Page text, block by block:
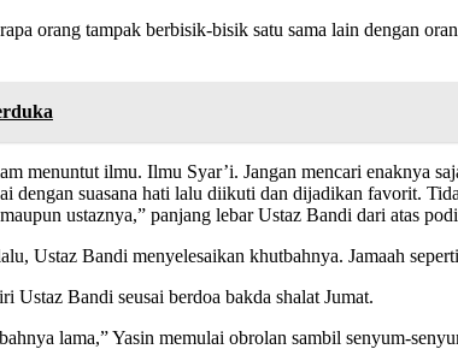
orang tampak berbisik-bisik satu sama lain dengan
menuntut ilmu. Ilmu Syar’i. Jangan mencari enaknya
dengan suasana hati lalu diikuti dan dijadikan favorit.
ustaznya,” panjang lebar Ustaz Bandi dari atas
Ustaz Bandi menyelesaikan khutbahnya. Jamaah
Ustaz Bandi seusai berdoa bakda shalat Jumat.
lama,” Yasin memulai obrolan sambil senyum-